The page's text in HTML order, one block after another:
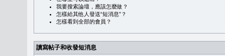
我要搜索論壇，應該怎麼做？
怎樣給其他人發送“短消息”？
怎樣看到全部的會員？
讀寫帖子和收發短消息